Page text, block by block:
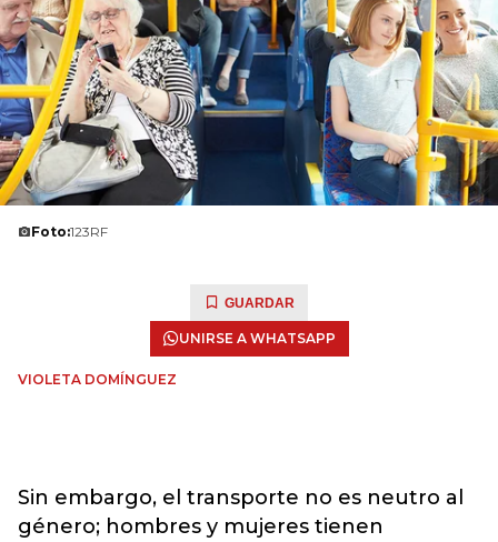
Foto:123RF
GUARDAR
UNIRSE A WHATSAPP
VIOLETA DOMÍNGUEZ
Sin embargo, el transporte no es neutro al
género; hombres y mujeres tienen